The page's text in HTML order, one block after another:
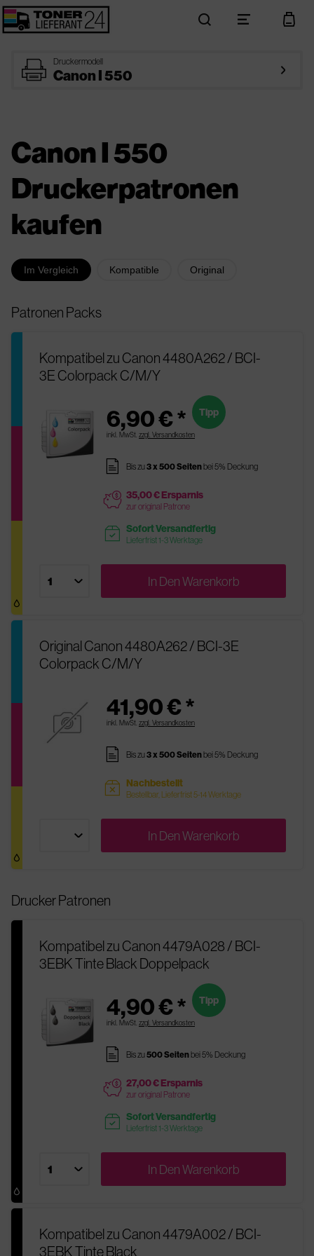
search menu cart
printer Druckermodell
Canon I 550 arrow_right
Canon I 550
Druckerpatronen
kaufen
Im Vergleich Kompatible Original
Patronen Packs
Kompatibel zu Canon 4480A262 / BCI-
3E Colorpack C/M/Y
6,90 € *
inkl. MwSt. zzgl. Versandkosten
Tipp
pages Bis zu3 x 500 Seitenbei 5% Deckung
price 35,00 € Ersparnis
zur original Patrone
readytoship Sofort Versandfertig
Lieferfrist 1-3 Werktage
In DenWarenkorb
Original Canon 4480A262 / BCI-3E
Colorpack C/M/Y
41,90 € *
inkl. MwSt. zzgl. Versandkosten
pages Bis zu3 x 500 Seitenbei 5% Deckung
sold Nachbestellt
Bestellbar, Lieferfrist 5-14 Werktage
In DenWarenkorb
Drucker Patronen
Kompatibel zu Canon 4479A028 / BCI-
3EBK Tinte Black Doppelpack
4,90 € *
inkl. MwSt. zzgl. Versandkosten
Tipp
pages Bis zu500 Seitenbei 5% Deckung
price 27,00 € Ersparnis
zur original Patrone
readytoship Sofort Versandfertig
Lieferfrist 1-3 Werktage
In DenWarenkorb
Kompatibel zu Canon 4479A002 / BCI-
3EBK Tinte Black